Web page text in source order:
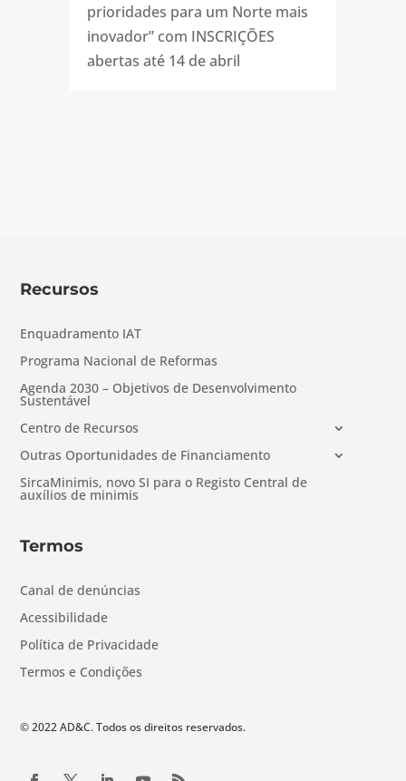
prioridades para um Norte mais
inovador” com INSCRIÇÕES
abertas até 14 de abril
Recursos
Enquadramento IAT
Programa Nacional de Reformas
Agenda 2030 – Objetivos de Desenvolvimento
Sustentável
Centro de Recursos
Outras Oportunidades de Financiamento
SircaMinimis, novo SI para o Registo Central de
auxílios de minimis
Termos
Canal de denúncias
Acessibilidade
Política de Privacidade
Termos e Condições
© 2022 AD&C. Todos os direitos reservados.